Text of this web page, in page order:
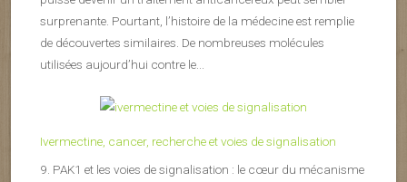
surprenante. Pourtant, l’histoire de la médecine est remplie
de découvertes similaires. De nombreuses molécules
utilisées aujourd’hui contre le...
Ivermectine, cancer, recherche et voies de signalisation
9. PAK1 et les voies de signalisation : le cœur du mécanisme